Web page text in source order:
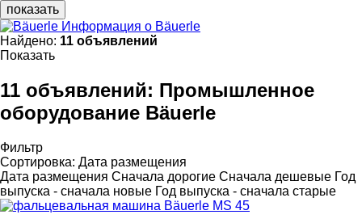
показать
Информация о Bäuerle
Найдено: 11 объявлений
Показать
11 объявлений: Промышленное
оборудование Bäuerle
Фильтр
Сортировка: Дата размещения
Дата размещения Сначала дорогие Сначала дешевые Год
выпуска - сначала новые Год выпуска - сначала старые